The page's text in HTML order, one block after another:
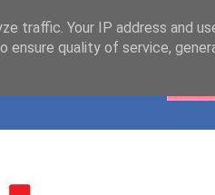
traffic. Your IP address and
ensure quality of service,